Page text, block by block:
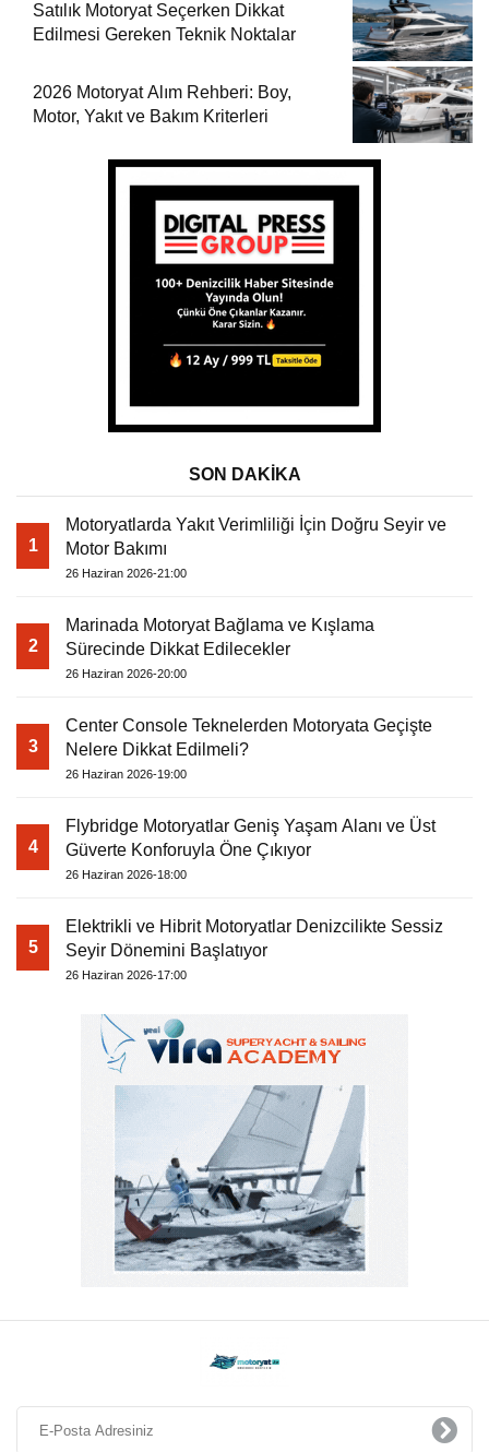
Satılık Motoryat Seçerken Dikkat
Edilmesi Gereken Teknik Noktalar
2026 Motoryat Alım Rehberi: Boy,
Motor, Yakıt ve Bakım Kriterleri
SON DAKİKA
1
Motoryatlarda Yakıt Verimliliği İçin Doğru Seyir ve
Motor Bakımı
26 Haziran 2026-21:00
2
Marinada Motoryat Bağlama ve Kışlama
Sürecinde Dikkat Edilecekler
26 Haziran 2026-20:00
3
Center Console Teknelerden Motoryata Geçişte
Nelere Dikkat Edilmeli?
26 Haziran 2026-19:00
4
Flybridge Motoryatlar Geniş Yaşam Alanı ve Üst
Güverte Konforuyla Öne Çıkıyor
26 Haziran 2026-18:00
5
Elektrikli ve Hibrit Motoryatlar Denizcilikte Sessiz
Seyir Dönemini Başlatıyor
26 Haziran 2026-17:00